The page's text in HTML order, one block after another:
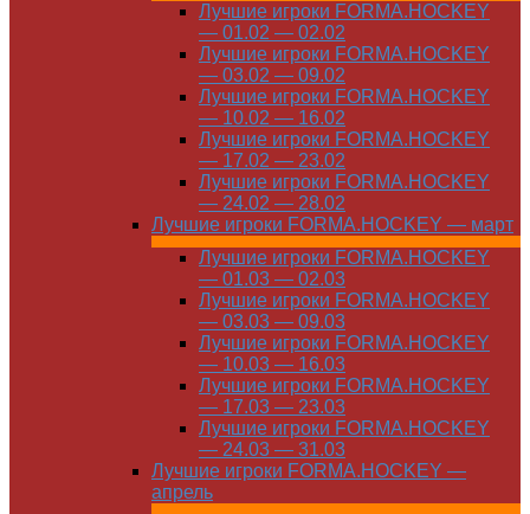
Лучшие игроки FORMA.HOCKEY
— 01.02 — 02.02
Лучшие игроки FORMA.HOCKEY
— 03.02 — 09.02
Лучшие игроки FORMA.HOCKEY
— 10.02 — 16.02
Лучшие игроки FORMA.HOCKEY
— 17.02 — 23.02
Лучшие игроки FORMA.HOCKEY
— 24.02 — 28.02
Лучшие игроки FORMA.HOCKEY — март
Лучшие игроки FORMA.HOCKEY
— 01.03 — 02.03
Лучшие игроки FORMA.HOCKEY
— 03.03 — 09.03
Лучшие игроки FORMA.HOCKEY
— 10.03 — 16.03
Лучшие игроки FORMA.HOCKEY
— 17.03 — 23.03
Лучшие игроки FORMA.HOCKEY
— 24.03 — 31.03
Лучшие игроки FORMA.HOCKEY —
апрель